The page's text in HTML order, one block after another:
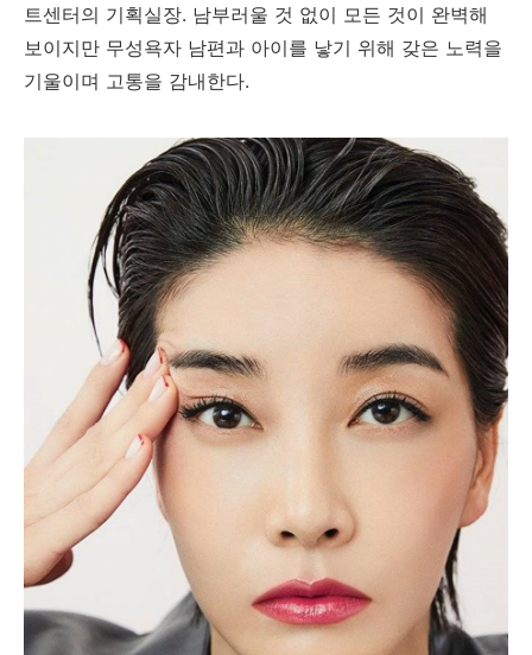
트센터의 기획실장. 남부러울 것 없이 모든 것이 완벽해
보이지만 무성욕자 남편과 아이를 낳기 위해 갖은 노력을
기울이며 고통을 감내한다.